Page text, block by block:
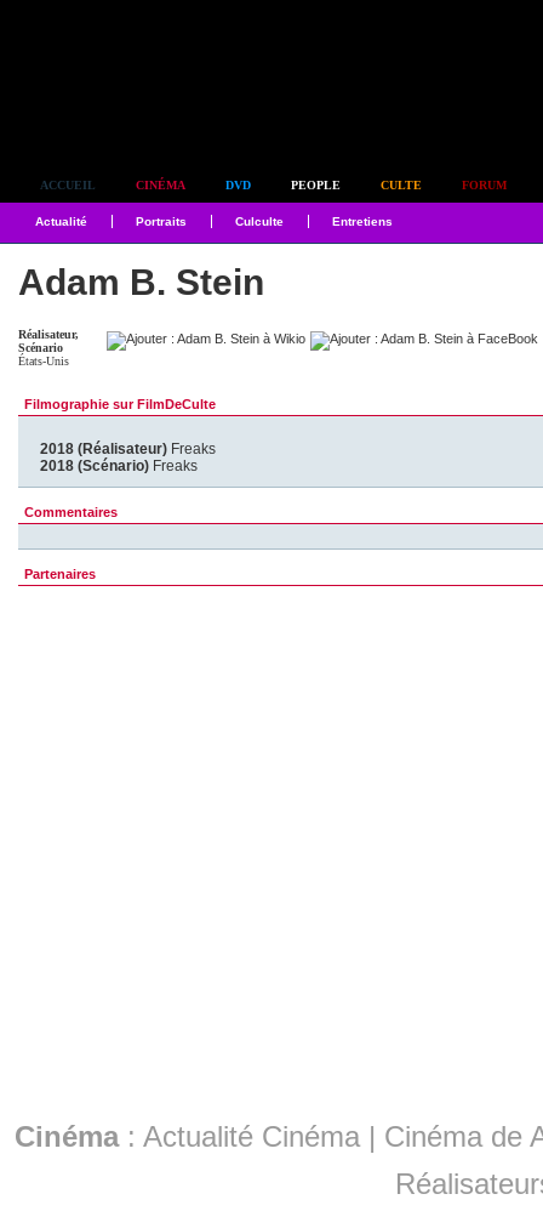
ACCUEIL CINÉMA DVD PEOPLE CULTE FORUM
Actualité Portraits Culculte Entretiens
Adam B. Stein
Réalisateur,
Scénario
États-Unis
Filmographie sur FilmDeCulte
2018 (Réalisateur) Freaks
2018 (Scénario) Freaks
Commentaires
Partenaires
Cinéma: Actualité Cinéma | Cinéma de